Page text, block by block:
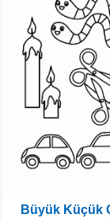
Büyük Küçük